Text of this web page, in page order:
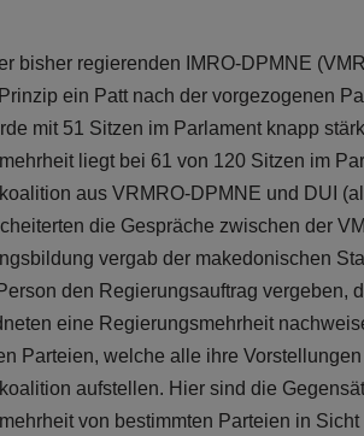
bisher regierenden IMRO-DPMNE
ein Patt nach der vorgezogenen
mit 51 Sitzen im Parlament knapp
liegt bei 61 von 120 Sitzen im
aus VRMRO-DPMNE und DUI
die Gespräche zwischen der
vergab der makedonischen
den Regierungsauftrag vergeben,
eine Regierungsmehrheit
Parteien, welche alle ihre
aufstellen. Hier sind die
von bestimmten Parteien in